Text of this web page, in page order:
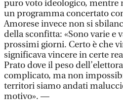
puro voto ideologico, mentre
un programma concertato
Amorese invece non si
della sconfitta: «Sono varie e
prossimi giorni. Certo è che
significava vincere in certe
Prato dove il peso
complicato, ma non
territori siamo andati
motivo». —